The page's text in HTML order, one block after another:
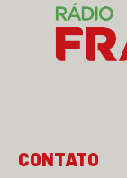
CONTATO